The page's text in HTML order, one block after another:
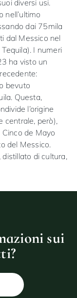
diversi usi.
nell’ultimo
dai 75mila
dal Messico nel
I numeri
ha visto un
bevuto
Questa,
l’origine
centrale, però),
de Mayo
del Messico.
distillato di cultura,
sui